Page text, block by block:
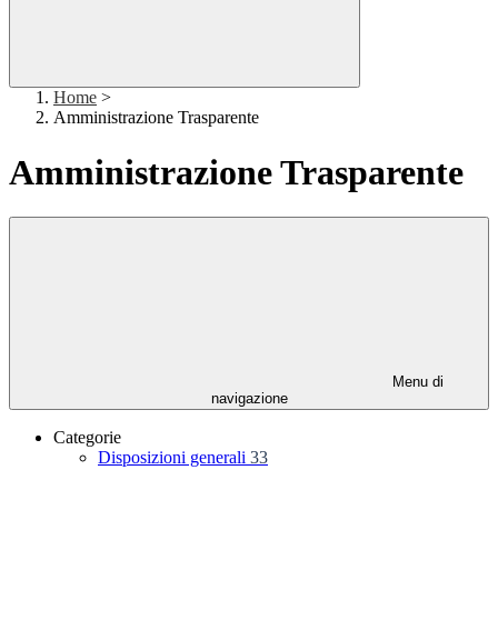
Home >
Amministrazione Trasparente
Amministrazione Trasparente
Menu di
navigazione
Categorie
Disposizioni generali 33